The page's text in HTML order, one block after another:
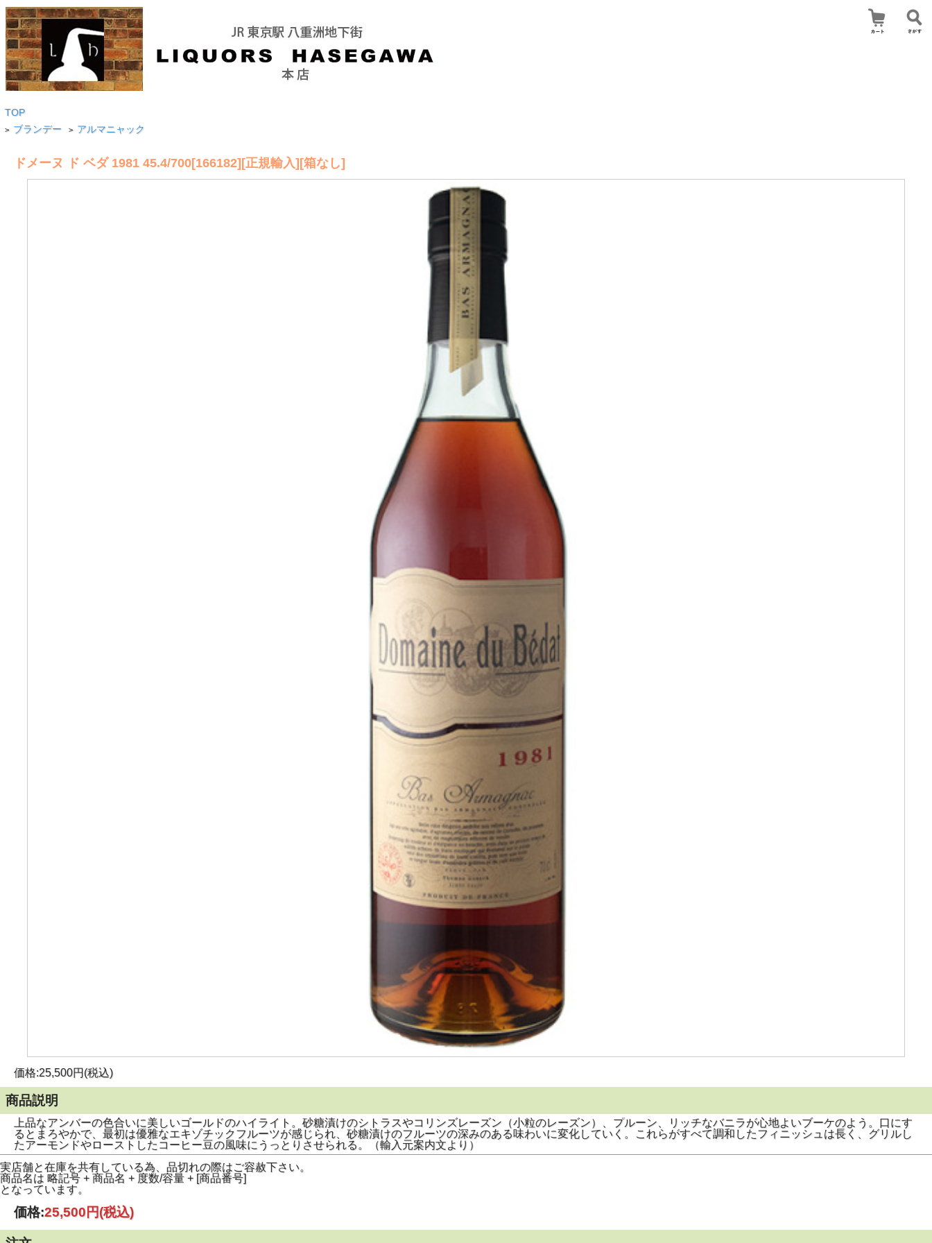
TOP
> ブランデー > アルマニャック
ドメーヌ ド ベダ 1981 45.4/700[166182][正規輸入][箱なし]
価格:25,500円(税込)
商品説明
上品なアンバーの色合いに美しいゴールドのハイライト。砂糖漬けのシトラスやコリンズレーズン（小粒のレーズン）、プルーン、リッチなバニラが心地よいブーケのよう。口にす
るとまろやかで、最初は優雅なエキゾチックフルーツが感じられ、砂糖漬けのフルーツの深みのある味わいに変化していく。これらがすべて調和したフィニッシュは長く、グリルし
たアーモンドやローストしたコーヒー豆の風味にうっとりさせられる。（輸入元案内文より）
実店舗と在庫を共有している為、品切れの際はご容赦下さい。
商品名は 略記号 + 商品名 + 度数/容量 + [商品番号]
となっています。
価格:25,500円(税込)